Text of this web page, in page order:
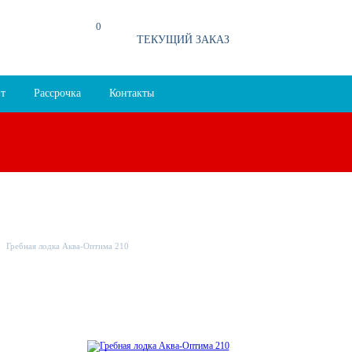
0
ТЕКУЩИЙ ЗАКАЗ
Рассрочка Контакты
Гребная лодка Аква-Оптима 210